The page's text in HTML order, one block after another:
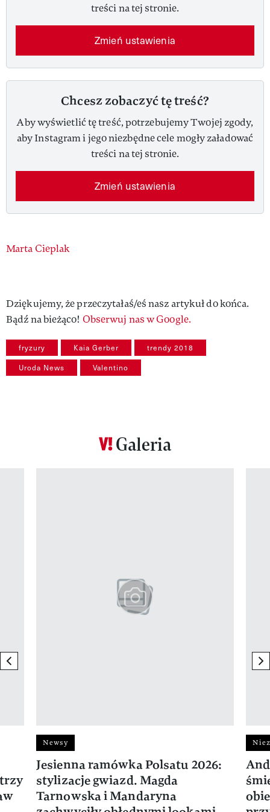
treści na tej stronie.
Zmień ustawienia
Chcesz zobaczyć tę treść?
Aby wyświetlić tę treść, potrzebujemy Twojej zgody,
aby Instagram i jego niezbędne cele mogły załadować
treści na tej stronie.
Zmień ustawienia
Authors
Marta Cieplak
Dziękujemy, że przeczytałaś/eś nasz artykuł do końca.
Bądź na bieżąco! Obserwuj nas w Google.
fryzury Kaia Gerber trendy 2018
Uroda News Valentino
Galeria
previous element
Newsy
Jesienna ramówka Polsatu 2026:
stylizacje gwiazd. Magda
Tarnowska i Mandaryna